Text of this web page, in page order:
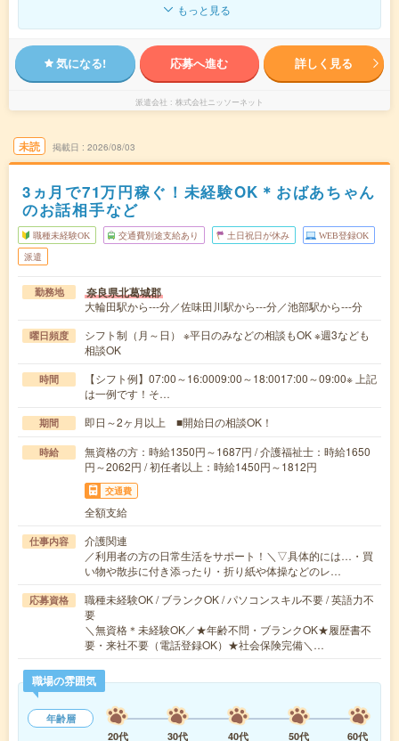
もっと見る
気になる! 応募へ進む 詳しく見る
派遣会社 株式会社ニッソーネット
未読 掲載日 2026/08/03
3ヵ月で71万円稼ぐ！未経験OK＊おばあちゃん
のお話相手など
職種未経験OK 交通費別途支給あり 土日祝日が休み WEB登録OK
派遣
勤務地 奈良県北葛城郡
大輪田駅から---分／佐味田川駅から---分／池部駅から---分
曜日頻度
シフト制（月～日） ※平日のみなどの相談もOK ※週3なども
相談OK
時間
【シフト例】07:00～16:0009:00～18:0017:00～09:00※ 上記
は一例です！そ…
期間 即日～2ヶ月以上 ■開始日の相談OK！
時給
無資格の方：時給1350円～1687円 / 介護福祉士：時給1650
円～2062円 / 初任者以上：時給1450円～1812円
交通費
全額支給
仕事内容
介護関連
／利用者の方の日常生活をサポート！＼▽具体的には…・買
い物や散歩に付き添ったり・折り紙や体操などのレ…
応募資格
職種未経験OK / ブランクOK / パソコンスキル不要 / 英語力不
要
＼無資格＊未経験OK／★年齢不問・ブランクOK★履歴書不
要・来社不要（電話登録OK）★社会保険完備＼…
職場の雰囲気
年齢層
20代
30代 40代 50代 60代